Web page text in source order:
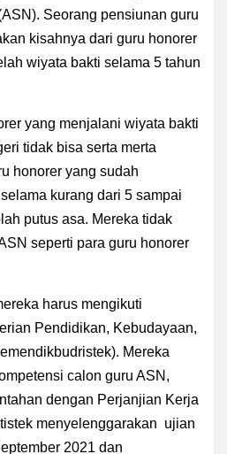
Seorang pensiunan guru
kisahnya dari guru honorer
wiyata bakti selama 5 tahun
yang menjalani wiyata bakti
tidak bisa serta merta
honorer yang sudah
kurang dari 5 sampai
putus asa. Mereka tidak
seperti para guru honorer
harus mengikuti
Pendidikan, Kebudayaan,
Mereka
calon guru ASN,
dengan Perjanjian Kerja
menyelenggarakan ujian
2021 dan